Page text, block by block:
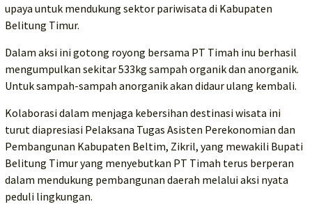
upaya untuk mendukung sektor pariwisata di Kabupaten
Belitung Timur.
Dalam aksi ini gotong royong bersama PT Timah inu berhasil
mengumpulkan sekitar 533kg sampah organik dan anorganik.
Untuk sampah-sampah anorganik akan didaur ulang kembali.
Kolaborasi dalam menjaga kebersihan destinasi wisata ini
turut diapresiasi Pelaksana Tugas Asisten Perekonomian dan
Pembangunan Kabupaten Beltim, Zikril, yang mewakili Bupati
Belitung Timur yang menyebutkan PT Timah terus berperan
dalam mendukung pembangunan daerah melalui aksi nyata
peduli lingkungan.